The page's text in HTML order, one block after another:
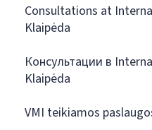
Consultations at
Klaipėda
Консультации в
Klaipėda
VMI teikiamos